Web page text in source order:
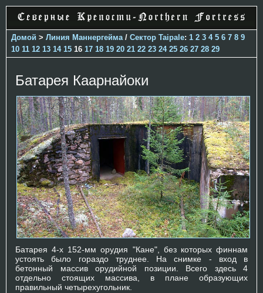
Домой > Линия Маннергейма / Сектор Taipale: 1 2 3 4 5 6 7 8 9
10 11 12 13 14 15 16 17 18 19 20 21 22 23 24 25 26 27 28 29
Батарея Каарнайоки
Батарея 4-х 152-мм орудия "Кане", без которых финнам
устоять было гораздо труднее. На снимке - вход в
бетонный массив орудийной позиции. Всего здесь 4
отдельно стоящих массива, в плане образующих
правильный четырехугольник.